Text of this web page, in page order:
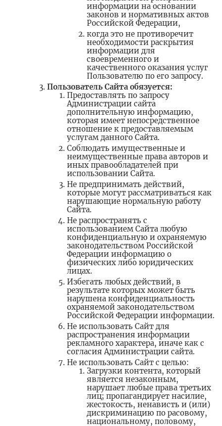
информации на основании
законов и нормативных актов
Российской Федерации,
когда это не противоречит
необходимости раскрытия
информации для
своевременного и
качественного оказания услуг
Пользователю по его запросу.
Пользователь Сайта обязуется:
Предоставлять по запросу
Администрации сайта
дополнительную информацию,
которая имеет непосредственное
отношение к предоставляемым
услугам данного Сайта.
Соблюдать имущественные и
неимущественные права авторов и
иных правообладателей при
использовании Сайта.
Не предпринимать действий,
которые могут рассматриваться как
нарушающие нормальную работу
Сайта.
Не распространять с
использованием Сайта любую
конфиденциальную и охраняемую
законодательством Российской
Федерации информацию о
физических либо юридических
лицах.
Избегать любых действий, в
результате которых может быть
нарушена конфиденциальность
охраняемой законодательством
Российской Федерации информации.
Не использовать Сайт для
распространения информации
рекламного характера, иначе как с
согласия Администрации сайта.
Не использовать Сайт с целью:
Загрузки контента, который
является незаконным,
нарушает любые права третьих
лиц; пропагандирует насилие,
жестокость, ненависть и (или)
дискриминацию по расовому,
национальному, половому,